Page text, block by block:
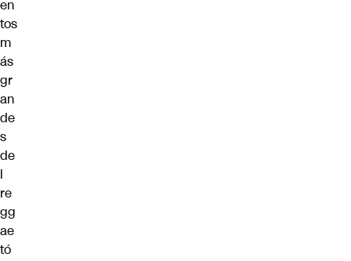
en
tos
m
ás
gr
an
de
s
de
l
re
gg
ae
tó